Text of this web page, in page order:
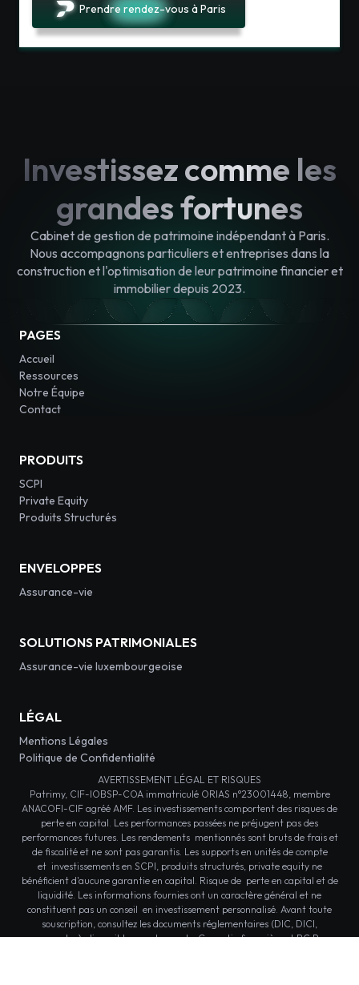
Prendre rendez-vous à Paris
Investissez comme les
grandes fortunes
Cabinet de gestion de patrimoine indépendant à Paris.
Nous accompagnons particuliers et entreprises dans la
construction et l'optimisation de leur patrimoine financier et
immobilier depuis 2023.
PAGES
Accueil
Ressources
Notre Équipe
Contact
PRODUITS
SCPI
Private Equity
Produits Structurés
ENVELOPPES
Assurance-vie
SOLUTIONS PATRIMONIALES
Assurance-vie luxembourgeoise
LÉGAL
Mentions Légales
Politique de Confidentialité
AVERTISSEMENT LÉGAL ET RISQUES
Patrimy, CIF-IOBSP-COA immatriculé ORIAS n°23001448, membre
ANACOFI-CIF agréé AMF. Les investissements comportent des risques de
perte en capital. Les performances passées ne préjugent pas des
performances futures. Les rendements mentionnés sont bruts de frais et
de fiscalité et ne sont pas garantis. Les supports en unités de compte
et investissements en SCPI, produits structurés, private equity ne
bénéficient d'aucune garantie en capital. Risque de perte en capital et de
liquidité. Les informations fournies ont un caractère général et ne
constituent pas un conseil en investissement personnalisé. Avant toute
souscription, consultez les documents réglementaires (DIC, DICI,
prospectus) disponibles sur demande. Garantie financière et RC Pro